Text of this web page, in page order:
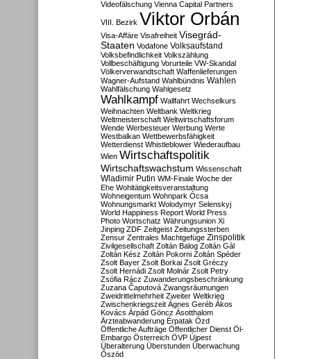
Videofälschung Vienna Capital Partners
VIII. Bezirk Viktor Orbán
Visa-Affäre Visafreiheit Visegrád-
Staaten Vodafone Volksaufstand
Volksbefindlichkeit Volkszählung
Vollbeschäftigung Vorurteile VW-Skandal
Völkerverwandtschaft Waffenlieferungen
Wagner-Aufstand Wahlbündnis Wahlen
Wahlfälschung Wahlgesetz
Wahlkampf Wallfahrt Wechselkurs
Weihnachten Weltbank Weltkrieg
Weltmeisterschaft Weltwirtschaftsforum
Wende Werbesteuer Werbung Werte
Westbalkan Wettbewerbsfähigkeit
Wetterdienst Whistleblower Wiederaufbau
Wien Wirtschaftspolitik
Wirtschaftswachstum Wissenschaft
Wladimir Putin WM-Finale Woche der
Ehe Wohltätigkeitsveranstaltung
Wohneigentum Wohnpark Ócsa
Wohnungsmarkt Wolodymyr Selenskyj
World Happiness Report World Press
Photo Wortschatz Währungsunion Xi
Jinping ZDF Zeitgeist Zeitungssterben
Zensur Zentrales Machtgefüge Zinspolitik
Zivilgesellschaft Zoltán Balog Zoltán Gál
Zoltán Kész Zoltán Pokorni Zoltán Spéder
Zsolt Bayer Zsolt Borkai Zsolt Gréczy
Zsolt Hernádi Zsolt Molnár Zsolt Petry
Zsófia Rácz Zuwanderungsbeschränkung
Zuzana Čaputová Zwangsräumungen
Zweidrittelmehrheit Zweiter Weltkrieg
Zwischenkriegszeit Ágnes Geréb Ákos
Kovács Árpád Göncz Ásotthalom
Ärzteabwanderung Érpatak Ózd
Öffentliche Aufträge Öffentlicher Dienst Öl-
Embargo Österreich ÖVP Újpest
Überalterung Überstunden Überwachung
Őszöd